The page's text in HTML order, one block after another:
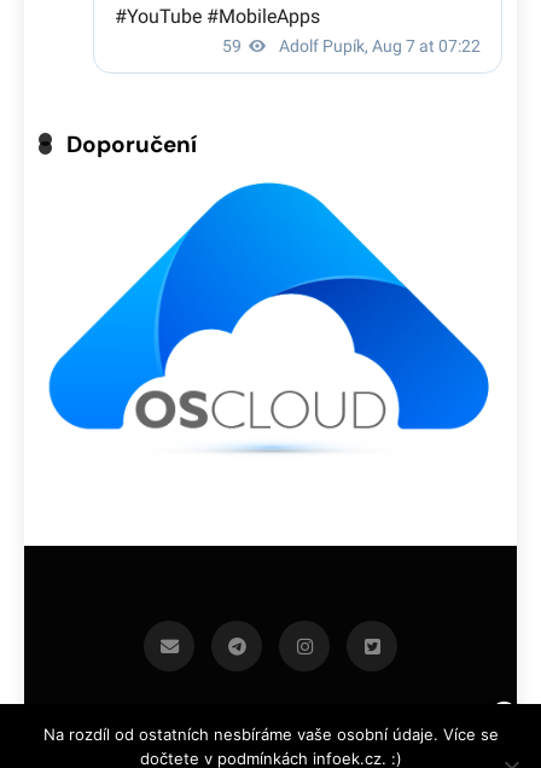
Doporučení
infoek.cz 2026.Developed By BlazeThemes .
Na rozdíl od ostatních nesbíráme vaše osobní údaje. Více se
dočtete v podmínkách infoek.cz. :)